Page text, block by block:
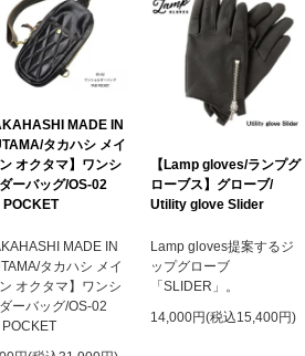
MADE IN
タカハシ メイ
オクタマ】ワンシ
ーバッグ/OS-02
POCKET
MADE IN
タカハシ メイ
オクタマ】ワンシ
ーバッグ/OS-02
POCKET
【Lamp gloves/ランプグ
ローブス】グローブ/
Utility glove Slider
Lamp gloves提案するジ
ップグローブ
「SLIDER」。
14,000円(税込15,400円)